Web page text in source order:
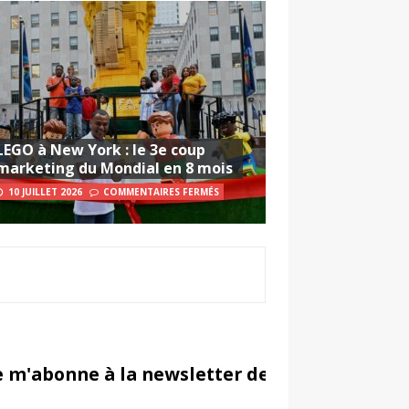
à New York : le 3e coup
du Mondial en 8 mois
10 JUILLET 2026 COMMENTAIRES FERMÉS
m'abonne à la newsletter de